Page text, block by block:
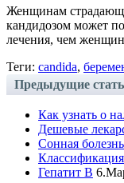
Женщинам
кандидозом может
лечения, чем
Теги: candida,
Предыдущие
Как узнать о
Дешевые
Сонная болезнь
Гепатит B